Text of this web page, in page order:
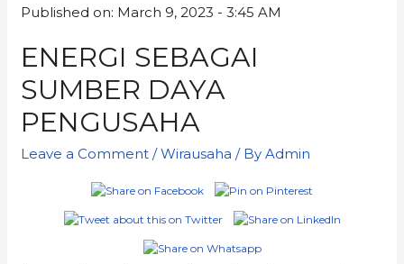
Published on: March 9, 2023 - 3:45 AM
ENERGI SEBAGAI
SUMBER DAYA
PENGUSAHA
Leave a Comment /Wirausaha / ByAdmin